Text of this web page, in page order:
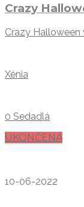
Crazy
Crazy Halloween
Xénia
0 Sedadlá
UKONČENÁ
10-06-2022